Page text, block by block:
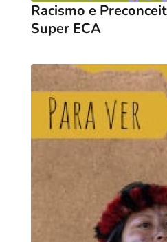
Racismo e
Super ECA